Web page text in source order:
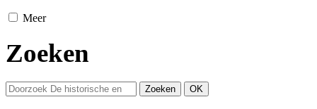
Meer
Zoeken